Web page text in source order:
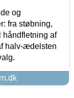
og
fra støbning,
af
halv-ædelsten